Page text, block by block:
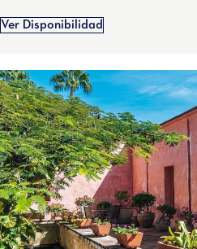
Ver Disponibilidad